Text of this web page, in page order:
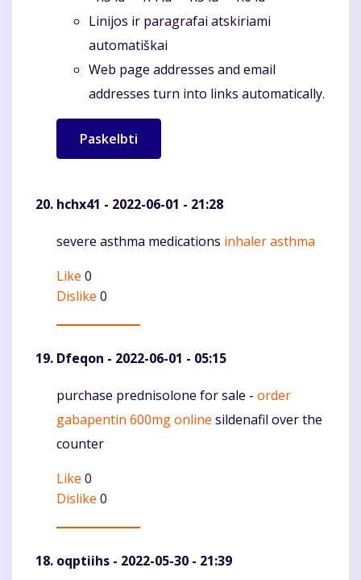
Linijos ir paragrafai atskiriami
automatiškai
Web page addresses and email
addresses turn into links automatically.
hchx41 - 2022-06-01 - 21:28
Komentaras
severe asthma medications inhaler asthma
Like 0
Dislike 0
Dfeqon - 2022-06-01 - 05:15
Komentaras
purchase prednisolone for sale - order
gabapentin 600mg online sildenafil over the
counter
Like 0
Dislike 0
oqptiihs - 2022-05-30 - 21:39